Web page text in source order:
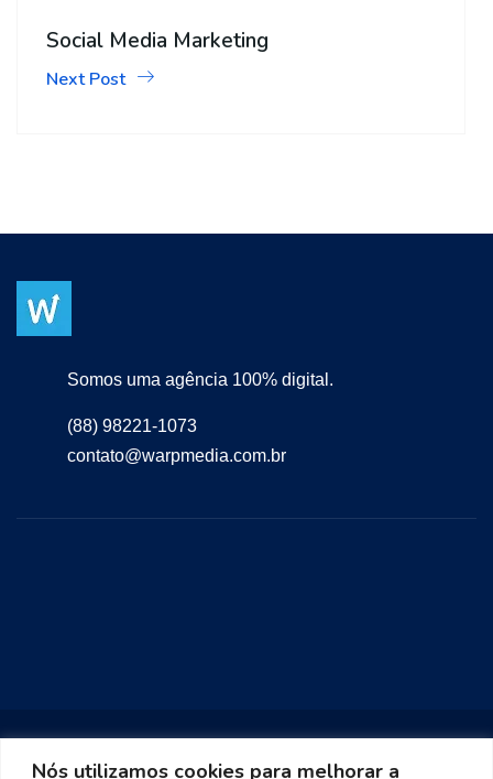
Nós utilizamos cookies para melhorar a
Social Media Marketing
Next Post
Somos uma agência 100% digital.
(88) 98221-1073
contato@warpmedia.com.br